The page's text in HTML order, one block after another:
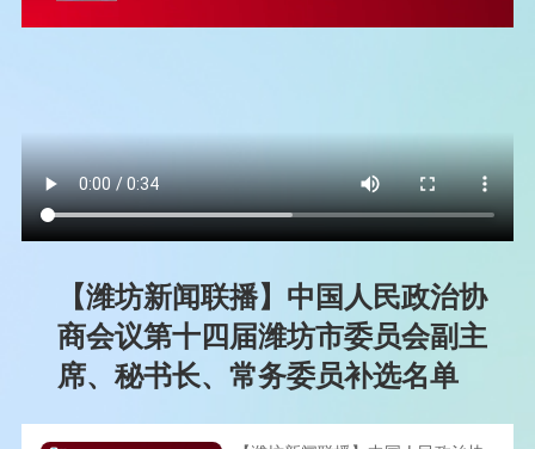
【潍坊新闻联播】中国人民政治协
商会议第十四届潍坊市委员会副主
席、秘书长、常务委员补选名单